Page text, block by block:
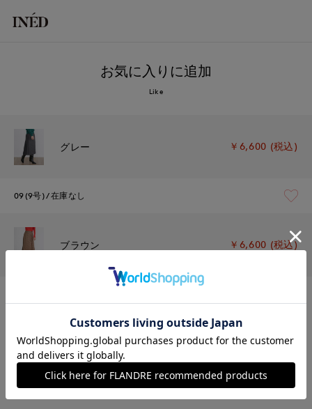
お気に入りに追加
Like
グレー ￥6,600 (税込)
09(9号) 在庫なし
ブラウン ￥6,600 (税込)
在庫なし